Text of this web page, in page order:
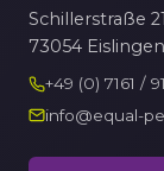
Schillerstraße 21
73054
+49 (0) 7161 /
info@equal-